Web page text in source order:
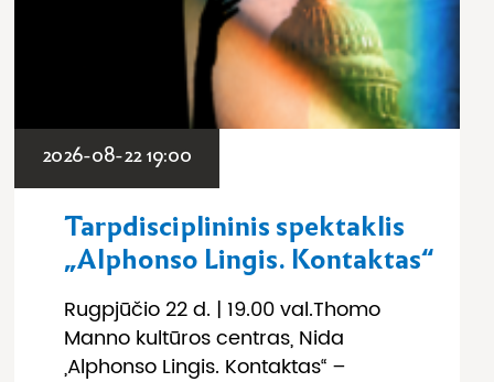
2026-08-22 19:00
Tarpdisciplininis spektaklis
„Alphonso Lingis. Kontaktas“
Rugpjūčio 22 d. | 19.00 val.Thomo
Manno kultūros centras, Nida
„Alphonso Lingis. Kontaktas“ –